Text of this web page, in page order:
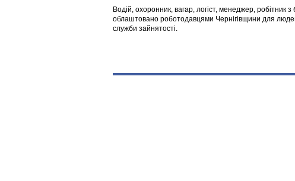
Водій, охоронник, вагар, логіст, менеджер, робітник
облаштовано роботодавцями Чернігівщини для
служби зайнятості.